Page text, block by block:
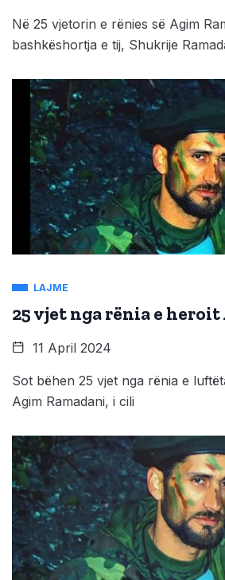
Në 25 vjetorin e rënies së Agim
bashkëshortja e tij, Shukrije
LAJME
25 vjet nga rënia e
11 April 2024
Sot bëhen 25 vjet nga rënia e
Agim Ramadani, i cili